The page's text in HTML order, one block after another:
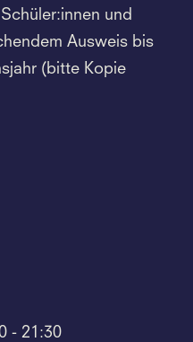
und
Ausweis bis
(bitte Kopie
- 21:30